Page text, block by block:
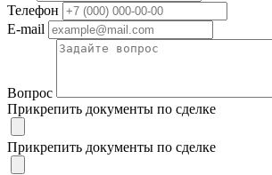
Телефон
E-mail
Вопрос
Прикрепить документы по сделке
Прикрепить документы по сделке